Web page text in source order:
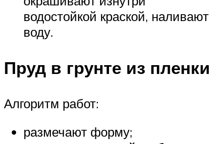
водостойкой краской, наливают
воду.
Пруд в грунте из пленки
Алгоритм работ:
размечают форму;